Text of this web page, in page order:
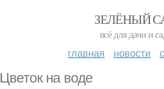
ЗЕЛЁНЫЙ
всё для дачи и
главная новости
Цветок на воде